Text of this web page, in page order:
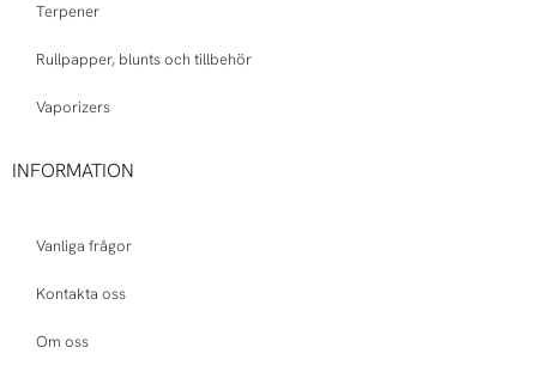
Terpener
Rullpapper, blunts och tillbehör
Vaporizers
INFORMATION
Vanliga frågor
Kontakta oss
Om oss